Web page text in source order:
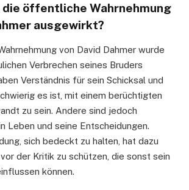
die öffentliche Wahrnehmung
ausgewirkt?
von David Dahmer wurde
Verbrechen seines Bruders
Verständnis für sein Schicksal und
es ist, mit einem berüchtigten
zu sein. Andere sind jedoch
Leben und seine Entscheidungen.
sich bedeckt zu halten, hat dazu
der Kritik zu schützen, die sonst sein
können.